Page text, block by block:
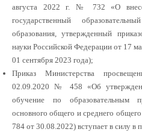
августа 2022 г. № 732 «О
государственный
образования, утвержденный
науки Российской Федерации от 17
01 сентября 2023 года);
Приказ Министерства
02.09.2020 № 458 «Об
обучение по образовательным
основного общего и среднего
784 от 30.08.2022) вступает в силу в